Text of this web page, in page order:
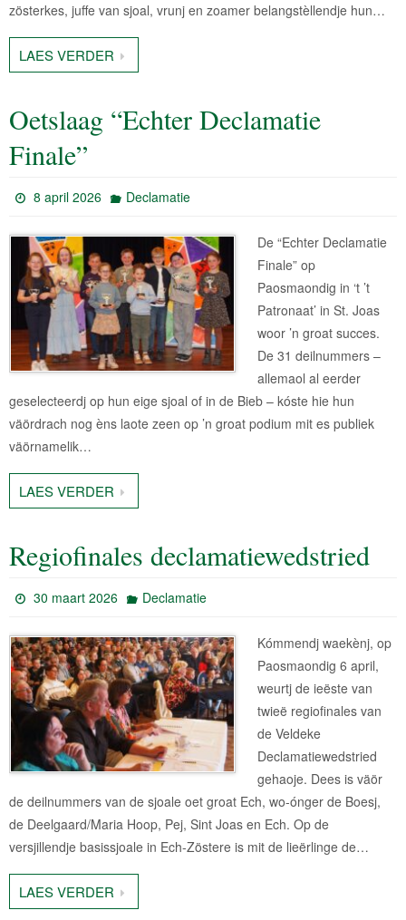
zösterkes, juffe van sjoal, vrunj en zoamer belangstèllendje hun…
LAES VERDER
Oetslaag “Echter Declamatie
Finale”
8 april 2026 Declamatie
De “Echter Declamatie
Finale” op
Paosmaondig in ‘t ’t
Patronaat’ in St. Joas
woor ’n groat succes.
De 31 deilnummers –
allemaol al eerder
geselecteerdj op hun eige sjoal of in de Bieb – kóste hie hun
väördrach nog èns laote zeen op ’n groat podium mit es publiek
väörnamelik…
LAES VERDER
Regiofinales declamatiewedstried
30 maart 2026 Declamatie
Kómmendj waekènj, op
Paosmaondig 6 april,
weurtj de ieëste van
twieë regiofinales van
de Veldeke
Declamatiewedstried
gehaoje. Dees is väör
de deilnummers van de sjoale oet groat Ech, wo-ónger de Boesj,
de Deelgaard/Maria Hoop, Pej, Sint Joas en Ech. Op de
versjillendje basissjoale in Ech-Zöstere is mit de lieërlinge de…
LAES VERDER